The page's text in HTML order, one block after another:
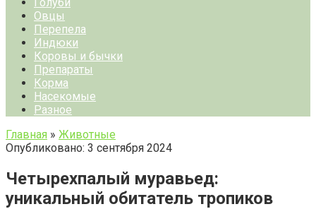
Овцы
Перепела
Индюки
Коровы и бычки
Препараты
Корма
Насекомые
Разное
Главная » Животные
Опубликовано: 3 сентября 2024
Четырехпалый муравьед:
уникальный обитатель тропиков